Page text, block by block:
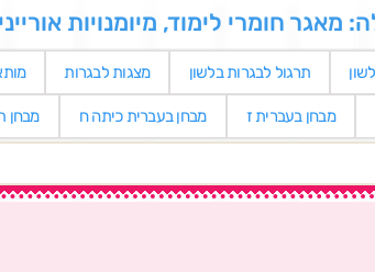
חומרי לימוד, מיומנויות
תרגול לבגרות בלשון מצגות לבגרות
מבחן בעברית ז מבחן בעברית כיתה ח מבחן